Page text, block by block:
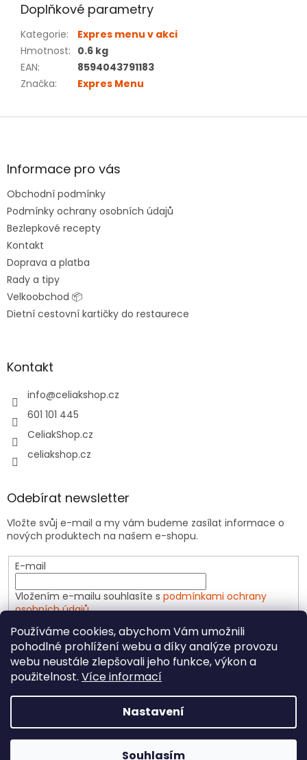
Používáme cookies, abychom Vám umožnili
pohodlné prohlížení webu a díky analýze provozu
webu neustále zlepšovali jeho funkce, výkon a
použitelnost. Více informací
Nastavení
Souhlasím
Doplňkové parametry
Kategorie:
Expres menu v akci
Hmotnost: 0.6 kg
EAN:
8594043791183
Značka: Expres Menu
Z
aInformace pro vás
Obchodní podmínky
Podmínky ochrany osobních údajů
Bezlepkové recepty
Kontakt
Doprava a platba
Rady a tipy
Velkoobchod 📦
Dietní cestovní kartičky do restaurece
Kontakt
info@celiakshop.cz
601 101 445
CeliakShop.cz
celiakshop.cz
Odebírat newsletter
Vložte svůj e-mail a my vám budeme zasílat informace o
nových produktech na našem e-shopu.
E-mail
Vložením e-mailu souhlasíte s podmínkami ochrany
osobních údajů
PŘIHLÁSIT SE
Copyright 2026CeliakShop.cz. Všechna práva
vyhrazena.